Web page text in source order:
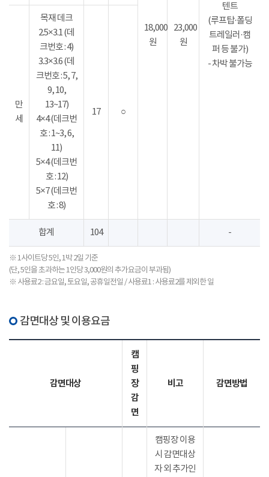
18,000
원
23,000
원
텐트
(루프탑·폴딩
트레일러·캠
퍼 등 불가)
- 차박 불가능
만
세
목재 데크
2.5×3.1 (데
크번호 : 4)
3.3×3.6 (데
크번호 : 5, 7,
9, 10,
13~17)
4×4 (데크번
호 : 1~3, 6,
11)
5×4 (데크번
호 : 12)
5×7 (데크번
호 : 8)
17 ○
합계 104 -
※ 1사이트당 5인, 1박 2일 기준
(단, 5인을 초과하는 1인당 3,000원의 추가요금이 부과됨)
※ 사용료2 : 금요일, 토요일, 공휴일전일 / 사용료1 : 사용료2를 제외한 일
감면대상 및 이용요금
감면대상
캠
핑
장
감
면
비고 감면방법
캠핑장 이용
시 감면대상
자 외 추가인